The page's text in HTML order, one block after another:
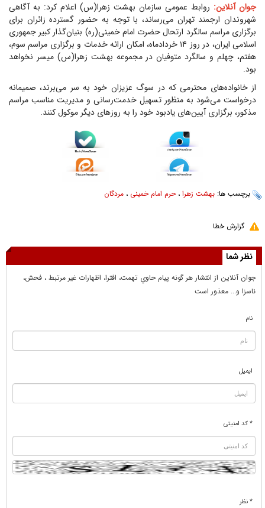
جوان آنلاین: روابط عمومی سازمان بهشت زهرا(س) اعلام کرد: به آگاهی
شهروندان ارجمند تهران می‌رساند، با توجه به حضور گسترده زائران برای
برگزاری مراسم سالگرد ارتحال حضرت امام خمینی(ره) بنیان‌گذار کبیر جمهوری
اسلامی ایران، در روز ۱۴ خردادماه، امکان ارائه خدمات و برگزاری مراسم سوم،
هفتم، چهلم و سالگرد متوفیان در مجموعه بهشت زهرا(س) میسر نخواهد
بود.
از خانواده‌های محترمی که در سوگ عزیزان خود به سر می‌برند، صمیمانه
درخواست می‌شود به منظور تسهیل خدمت‌رسانی و مدیریت مناسب مراسم
مذکور، برگزاری آیین‌های یادبود خود را به روزهای دیگر موکول کنند.
برچسب ها: بهشت زهرا ،حرم امام خمینی ، مردگان
گزارش خطا
نظر شما
جوان آنلاين از انتشار هر گونه پيام حاوي تهمت، افترا، اظهارات غير مرتبط ، فحش،
ناسزا و... معذور است
نام
ایمیل
* کد امنیتی
* نظر